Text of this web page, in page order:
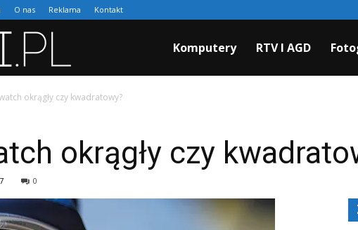
O nas Reklama Kontakt
Komputery RTV I AGD
okrągły czy kwadratowy?
okrągły czy
0